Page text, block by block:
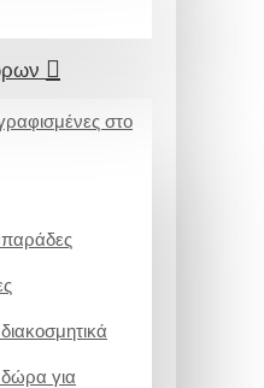
στο
δώρα για